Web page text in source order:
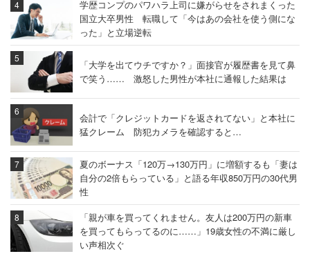
学歴コンプのパワハラ上司に嫌がらせをされまくった
国立大卒男性 転職して「今はあの会社を使う側にな
った」と立場逆転
「大学を出てウチですか？」面接官が履歴書を見て鼻
で笑う…… 激怒した男性が本社に通報した結果は
会計で「クレジットカードを返されてない」と本社に
猛クレーム 防犯カメラを確認すると…
夏のボーナス「120万→130万円」に増額するも「妻は
自分の2倍もらっている」と語る年収850万円の30代男
性
「親が車を買ってくれません。友人は200万円の新車
を買ってもらってるのに……」19歳女性の不満に厳し
い声相次ぐ